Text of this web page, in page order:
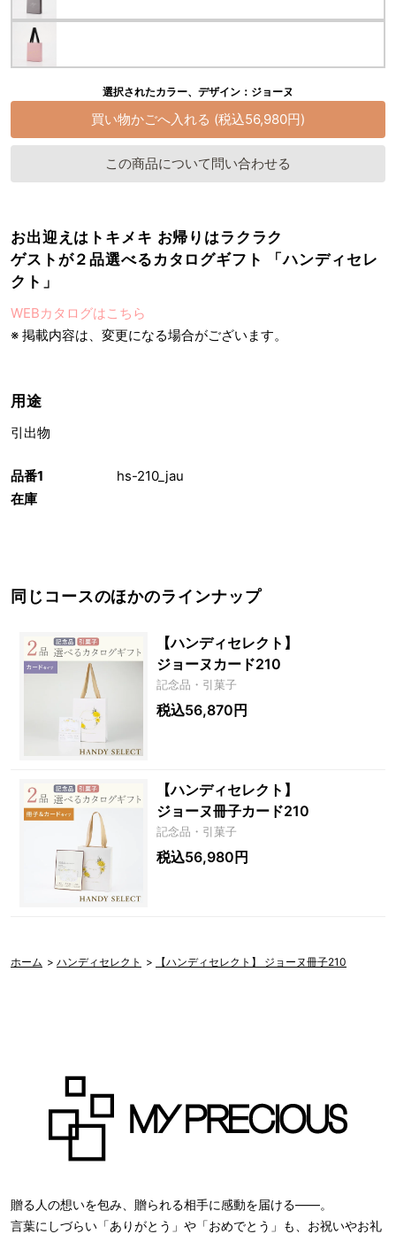
品番1
hs-210_jau
在庫
選択されたカラー、デザイン：ジョーヌ
この商品について問い合わせる
お出迎えはトキメキ お帰りはラクラク
ゲストが２品選べるカタログギフト 「ハンディセレ
クト」
WEBカタログはこちら
※ 掲載内容は、変更になる場合がございます。
用途
引出物
同じコースのほかのラインナップ
【ハンディセレクト】
ジョーヌカード210
記念品・引菓子
税込56,870円
【ハンディセレクト】
ジョーヌ冊子カード210
記念品・引菓子
税込56,980円
ホーム > ハンディセレクト > 【ハンディセレクト】 ジョーヌ冊子210
贈る人の想いを包み、贈られる相手に感動を届ける――。
言葉にしづらい「ありがとう」や「おめでとう」も、お祝いやお礼